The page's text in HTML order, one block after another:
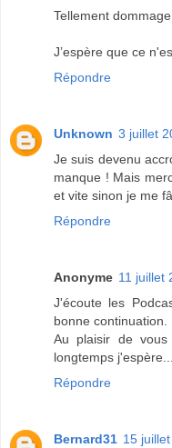
Tellement
J’espère que ce
Répondre
Unknown 3 juillet
Je suis devenu
manque ! Mais
et vite sinon je me
Répondre
Anonyme 11 juillet
J'écoute les
bonne continuation.
Au plaisir de
longtemps
Répondre
Bernard31 15